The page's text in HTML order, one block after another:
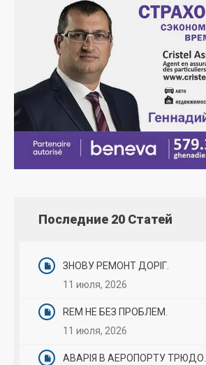
Последние 20 Статей
ЗНОВУ РЕМОНТ ДОРІГ.
11 июля, 2026
REM НЕ БЕЗ ПРОБЛЕМ.
11 июля, 2026
АВАРІЯ В АЕРОПОРТУ ТРЮДО.